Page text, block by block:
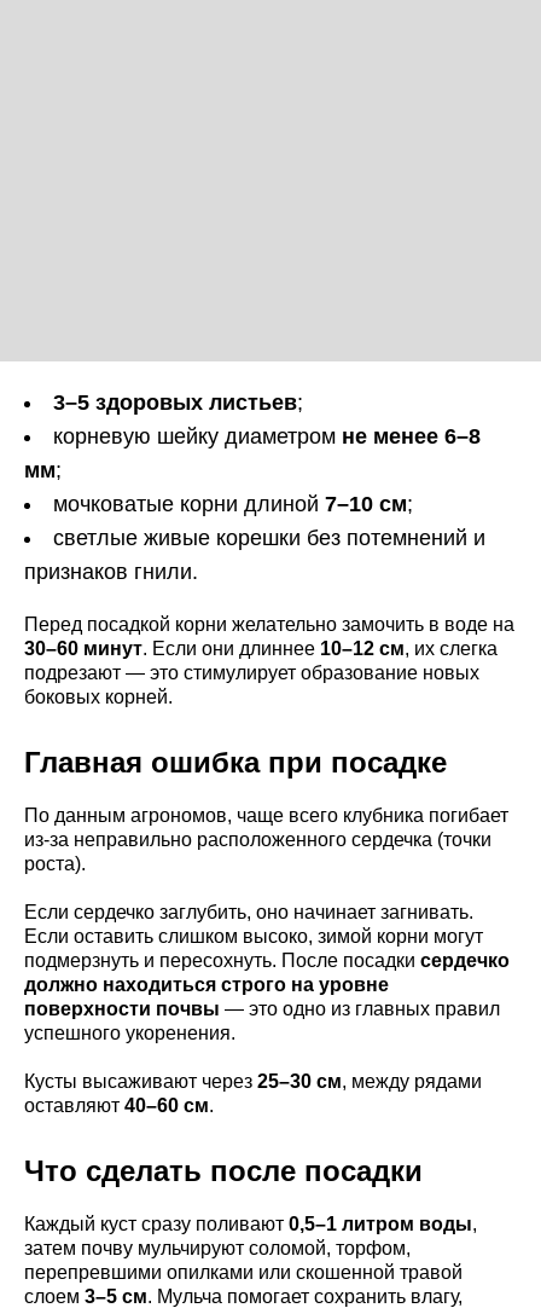
3–5 здоровых листьев;
корневую шейку диаметром не менее 6–8
мм;
мочковатые корни длиной 7–10 см;
светлые живые корешки без потемнений и
признаков гнили.
Перед посадкой корни желательно замочить в воде на
30–60 минут. Если они длиннее 10–12 см, их слегка
подрезают — это стимулирует образование новых
боковых корней.
Главная ошибка при посадке
По данным агрономов, чаще всего клубника погибает
из-за неправильно расположенного сердечка (точки
роста).
Если сердечко заглубить, оно начинает загнивать.
Если оставить слишком высоко, зимой корни могут
подмерзнуть и пересохнуть. После посадки сердечко
должно находиться строго на уровне
поверхности почвы — это одно из главных правил
успешного укоренения.
Кусты высаживают через 25–30 см, между рядами
оставляют 40–60 см.
Что сделать после посадки
Каждый куст сразу поливают 0,5–1 литром воды,
затем почву мульчируют соломой, торфом,
перепревшими опилками или скошенной травой
слоем 3–5 см. Мульча помогает сохранить влагу,